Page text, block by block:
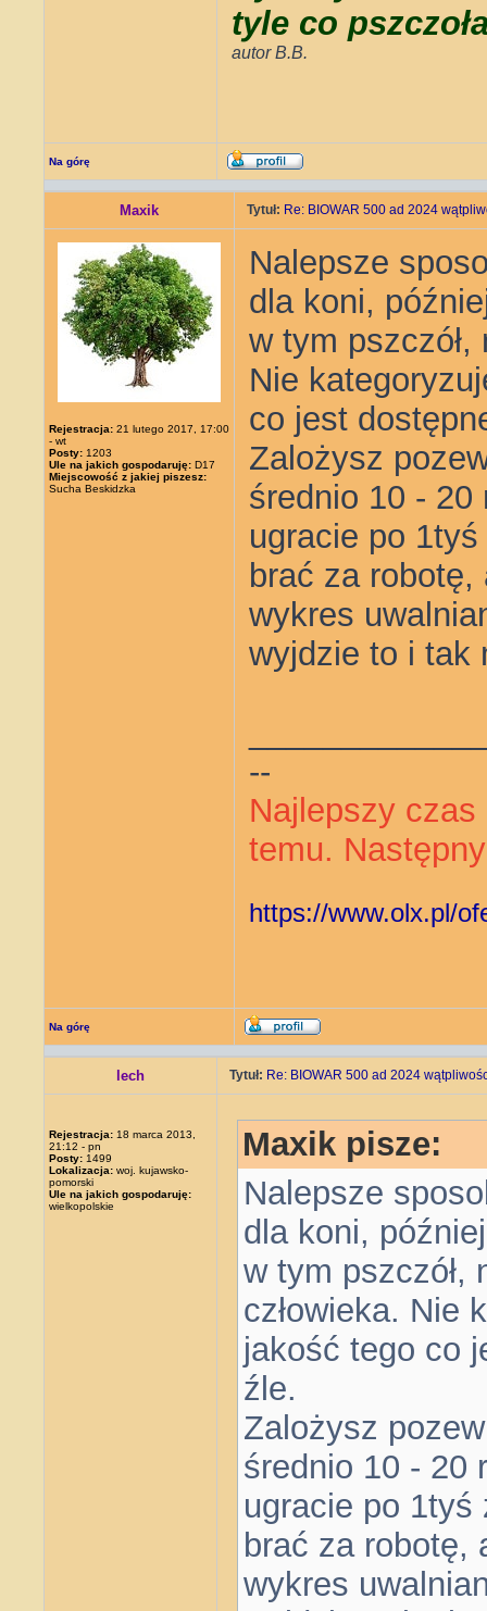
tyle co
autor B.B.
Na górę
Maxik Tytuł: Re: BIOWAR 500 ad 2024
Rejestracja: 21 lutego 2017, 17:00
- wt
Posty: 1203
Ule na jakich gospodaruję: D17
Miejscowość z jakiej piszesz:
Sucha Beskidzka
Nalepsze
dla koni,
w tym pszczół,
Nie
co jest
Zalożysz
średnio 10 -
ugracie po
brać za
wykres
wyjdzie to i tak
--
Najlepszy czas
temu.
https://www.olx.pl/
Na górę
lech Tytuł: Re: BIOWAR 500 ad 2024
Rejestracja: 18 marca 2013,
21:12 - pn
Posty: 1499
Lokalizacja: woj. kujawsko-
pomorski
Ule na jakich gospodaruję:
wielkopolskie
Maxik pisze:
Nalepsze
dla koni,
w tym pszczół,
człowieka. Nie
jakość tego co
źle.
Zalożysz
średnio 10 - 20
ugracie po 1tyś
brać za robotę,
wykres